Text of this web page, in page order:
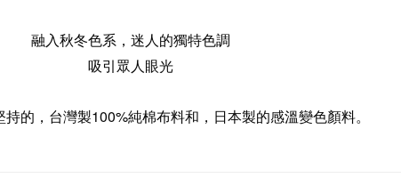
融入秋冬色系，迷人的獨特色調
吸引眾人眼光
的， 台灣製100%純棉布料和， 日本製的感溫變色顏料。